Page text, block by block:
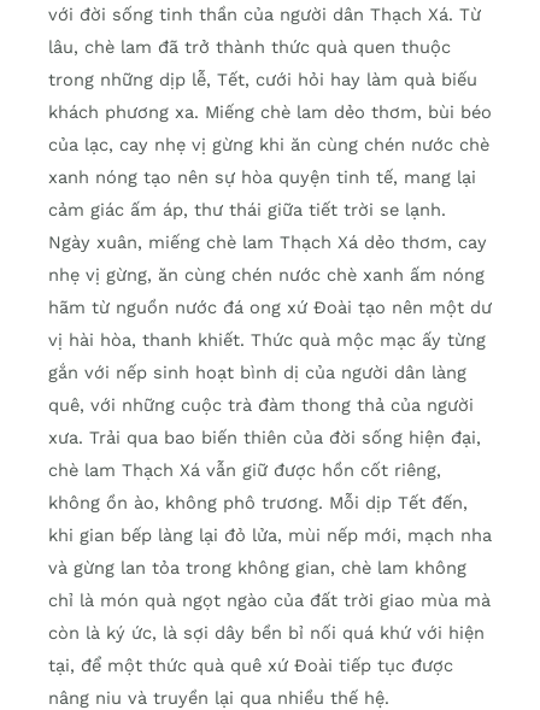
với đời sống tinh thần của người dân Thạch Xá. Từ
lâu, chè lam đã trở thành thức quà quen thuộc
trong những dịp lễ, Tết, cưới hỏi hay làm quà biếu
khách phương xa. Miếng chè lam dẻo thơm, bùi béo
của lạc, cay nhẹ vị gừng khi ăn cùng chén nước chè
xanh nóng tạo nên sự hòa quyện tinh tế, mang lại
cảm giác ấm áp, thư thái giữa tiết trời se lạnh.
Ngày xuân, miếng chè lam Thạch Xá dẻo thơm, cay
nhẹ vị gừng, ăn cùng chén nước chè xanh ấm nóng
hãm từ nguồn nước đá ong xứ Đoài tạo nên một dư
vị hài hòa, thanh khiết. Thức quà mộc mạc ấy từng
gắn với nếp sinh hoạt bình dị của người dân làng
quê, với những cuộc trà đàm thong thả của người
xưa. Trải qua bao biến thiên của đời sống hiện đại,
chè lam Thạch Xá vẫn giữ được hồn cốt riêng,
không ồn ào, không phô trương. Mỗi dịp Tết đến,
khi gian bếp làng lại đỏ lửa, mùi nếp mới, mạch nha
và gừng lan tỏa trong không gian, chè lam không
chỉ là món quà ngọt ngào của đất trời giao mùa mà
còn là ký ức, là sợi dây bền bỉ nối quá khứ với hiện
tại, để một thức quà quê xứ Đoài tiếp tục được
nâng niu và truyền lại qua nhiều thế hệ.